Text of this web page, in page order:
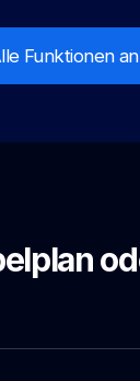
Funktionen